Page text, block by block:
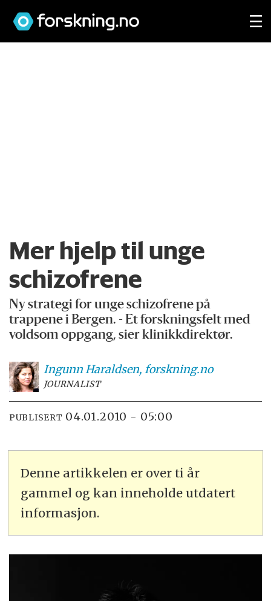
Mer hjelp til unge
schizofrene
Ny strategi for unge schizofrene på
trappene i Bergen. - Et forskningsfelt med
voldsom oppgang, sier klinikkdirektør.
IngunnHaraldsen, forskning.no
JOURNALIST
PUBLISERT 04.01.2010 - 05:00
Denne artikkelen er over ti år
gammel og kan inneholde utdatert
informasjon.